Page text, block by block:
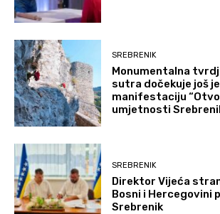
SREBRENIK
Monumentalna
sutra dočekuje još
manifestaciju
umjetnosti
SREBRENIK
Direktor Vijeća
Bosni i Hercegovini
Srebrenik